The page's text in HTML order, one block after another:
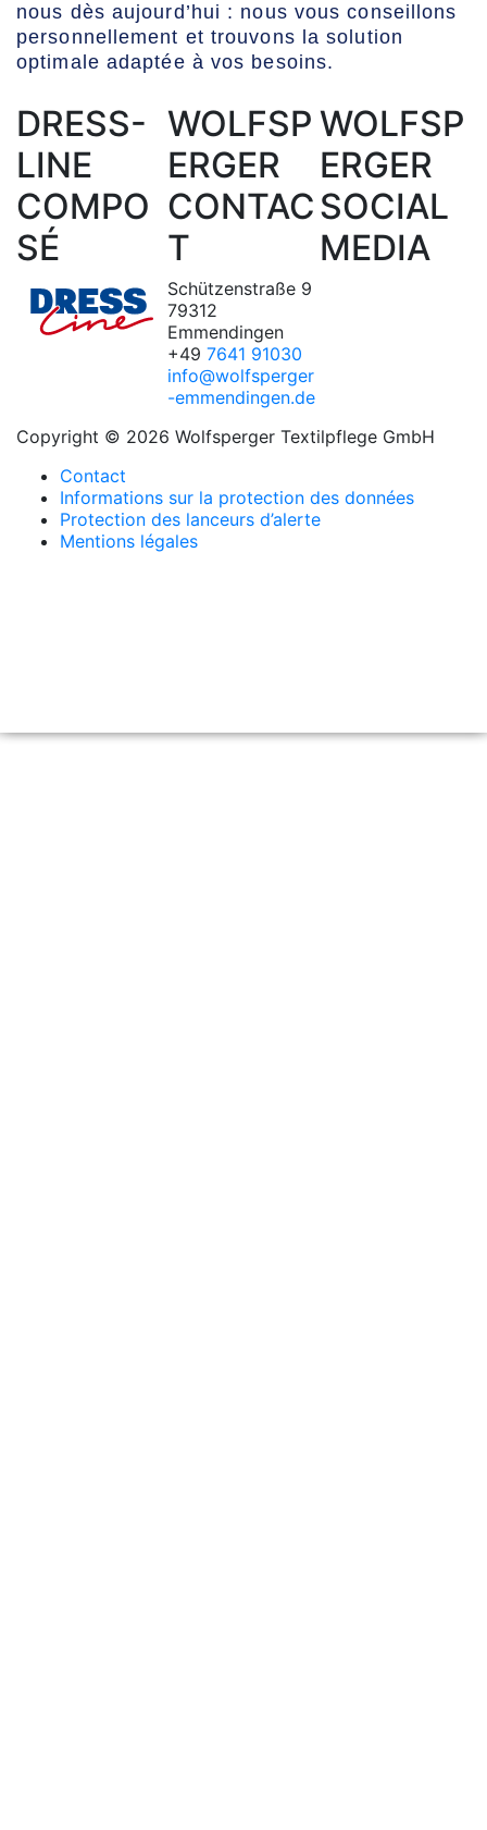
nous dès aujourd’hui : nous vous conseillons
personnellement et trouvons la solution
optimale adaptée à vos besoins.
DRESS-
LINE
COMPO
SÉ
WOLFSP
ERGER
CONTAC
T
Schützenstraße 9
79312
Emmendingen
+49 7641 91030
info@wolfsperger
-emmendingen.de
WOLFSP
ERGER
SOCIAL
MEDIA
Copyright © 2026 Wolfsperger Textilpflege GmbH
Contact
Informations sur la protection des données
Protection des lanceurs d’alerte
Mentions légales